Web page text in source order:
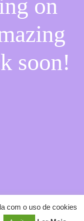
on
soon!
com o uso de cookies